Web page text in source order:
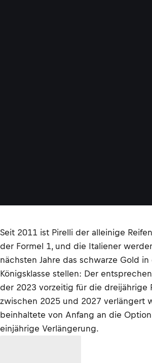
Seit 2011 ist Pirelli der alleinige
der Formel 1, und die Italiener
nächsten Jahre das schwarze Gold in
Königsklasse stellen: Der
der 2023 vorzeitig für die dreijährige
zwischen 2025 und 2027 verlängert
beinhaltete von Anfang an die
einjährige Verlängerung.